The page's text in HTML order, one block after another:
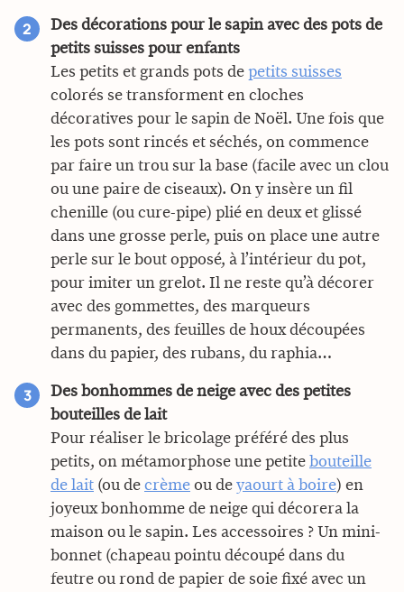
Des décorations pour le sapin avec des pots de
petits suisses pour enfants
Les petits et grands pots de petits suisses
colorés se transforment en cloches
décoratives pour le sapin de Noël. Une fois que
les pots sont rincés et séchés, on commence
par faire un trou sur la base (facile avec un clou
ou une paire de ciseaux). On y insère un fil
chenille (ou cure-pipe) plié en deux et glissé
dans une grosse perle, puis on place une autre
perle sur le bout opposé, à l’intérieur du pot,
pour imiter un grelot. Il ne reste qu’à décorer
avec des gommettes, des marqueurs
permanents, des feuilles de houx découpées
dans du papier, des rubans, du raphia…
Des bonhommes de neige avec des petites
bouteilles de lait
Pour réaliser le bricolage préféré des plus
petits, on métamorphose une petite bouteille
de lait (ou de crème ou de yaourt à boire) en
joyeux bonhomme de neige qui décorera la
maison ou le sapin. Les accessoires ? Un mini-
bonnet (chapeau pointu découpé dans du
feutre ou rond de papier de soie fixé avec un